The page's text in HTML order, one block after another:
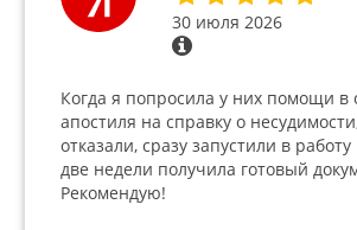
30 июля 2026
Когда я попросила у них помощи
апостиля на справку о
отказали, сразу запустили в
две недели получила готовый
Рекомендую!